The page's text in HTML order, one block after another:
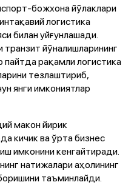
божхона йўлаклари
логистика
билан уйғунлашади.
йўналишларининг
рақамли логистика
тезлаштириб,
янги имкониятлар
макон йирик
кичик ва ўрта бизнес
имконини кенгайтиради.
натижалари аҳолининг
таъминлайди.